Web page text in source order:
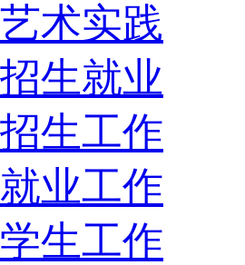
艺术实践
招生就业
招生工作
就业工作
学生工作